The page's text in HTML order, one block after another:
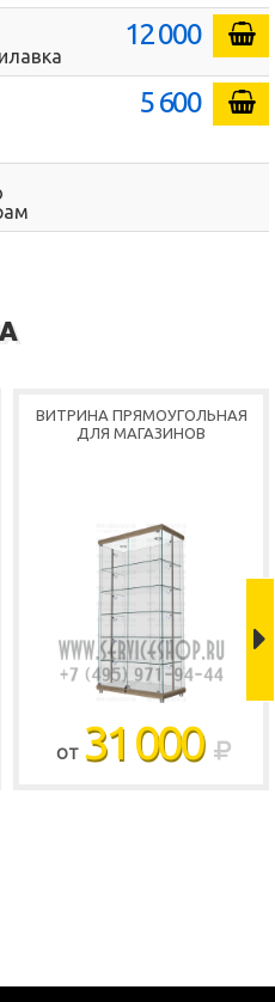
12 000
5 600
ВИТРИНА ПРЯМОУГОЛЬНАЯ
ДЛЯ МАГАЗИНОВ
ОТ 31 000